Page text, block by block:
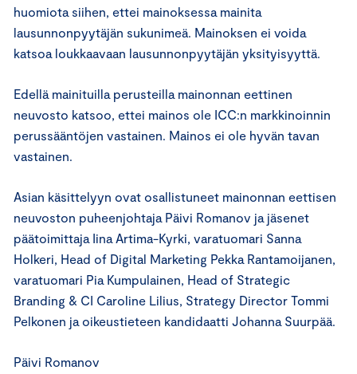
huomiota siihen, ettei mainoksessa mainita
lausunnonpyytäjän sukunimeä. Mainoksen ei voida
katsoa loukkaavaan lausunnonpyytäjän yksityisyyttä.
Edellä mainituilla perusteilla mainonnan eettinen
neuvosto katsoo, ettei mainos ole ICC:n markkinoinnin
perussääntöjen vastainen. Mainos ei ole hyvän tavan
vastainen.
Asian käsittelyyn ovat osallistuneet mainonnan eettisen
neuvoston puheenjohtaja Päivi Romanov ja jäsenet
päätoimittaja Iina Artima-Kyrki, varatuomari Sanna
Holkeri, Head of Digital Marketing Pekka Rantamoijanen,
varatuomari Pia Kumpulainen, Head of Strategic
Branding & CI Caroline Lilius, Strategy Director Tommi
Pelkonen ja oikeustieteen kandidaatti Johanna Suurpää.
Päivi Romanov